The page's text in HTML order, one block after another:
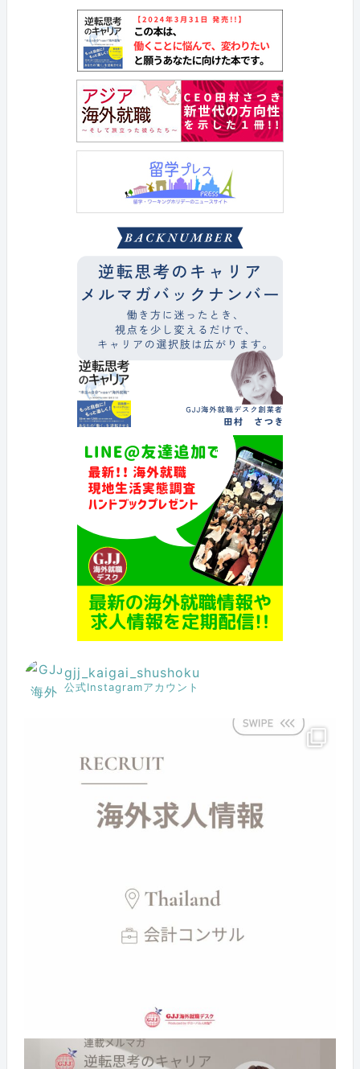
gjj_kaigai_shushoku
公式Instagramアカウント